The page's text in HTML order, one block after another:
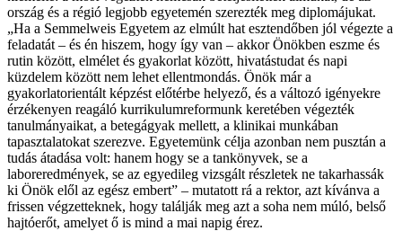
ország és a régió legjobb egyetemén szerezték meg diplomájukat.
„Ha a Semmelweis Egyetem az elmúlt hat esztendőben jól végezte a
feladatát – és én hiszem, hogy így van – akkor Önökben eszme és
rutin között, elmélet és gyakorlat között, hivatástudat és napi
küzdelem között nem lehet ellentmondás. Önök már a
gyakorlatorientált képzést előtérbe helyező, és a változó igényekre
érzékenyen reagáló kurrikulumreformunk keretében végezték
tanulmányaikat, a betegágyak mellett, a klinikai munkában
tapasztalatokat szerezve. Egyetemünk célja azonban nem pusztán a
tudás átadása volt: hanem hogy se a tankönyvek, se a
laboreredmények, se az egyedileg vizsgált részletek ne takarhassák
ki Önök elől az egész embert” – mutatott rá a rektor, azt kívánva a
frissen végzetteknek, hogy találják meg azt a soha nem múló, belső
hajtóerőt, amelyet ő is mind a mai napig érez.